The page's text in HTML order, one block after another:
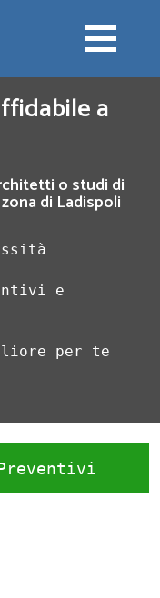
a
o studi di
di Ladispoli
e
per te